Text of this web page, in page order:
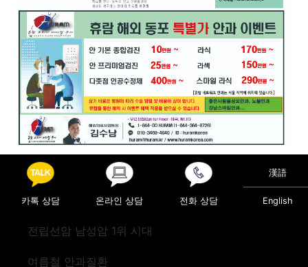
Posted in 의료정보
Post navigation
증가하는 2040 젊은 관절염 환자 척추 질환 예방법
카톡 상담 온라인 상담 전화 상담
漢語
English
전립선암 남성암 1위 시대
여름철 안과질환